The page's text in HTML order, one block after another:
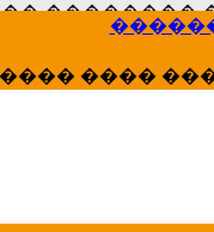
���
����� ���
������
����